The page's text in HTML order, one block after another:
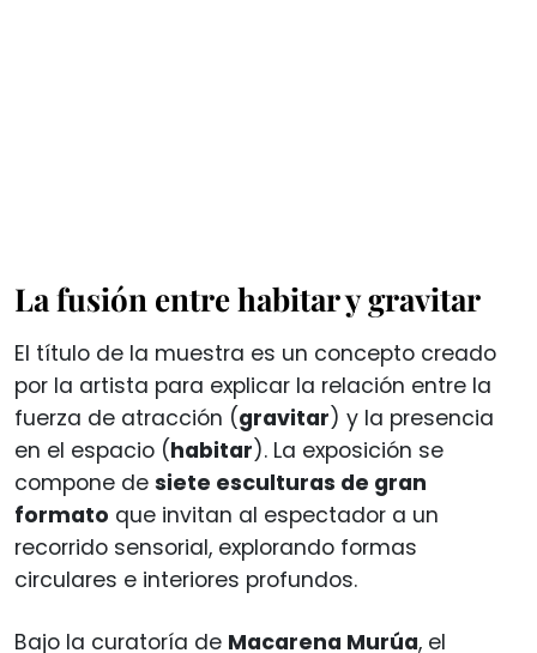
La fusión entre habitar y gravitar
El título de la muestra es un concepto creado
por la artista para explicar la relación entre la
fuerza de atracción (gravitar) y la presencia
en el espacio (habitar). La exposición se
compone de siete esculturas de gran
formato que invitan al espectador a un
recorrido sensorial, explorando formas
circulares e interiores profundos.
Bajo la curatoría de Macarena Murúa, el